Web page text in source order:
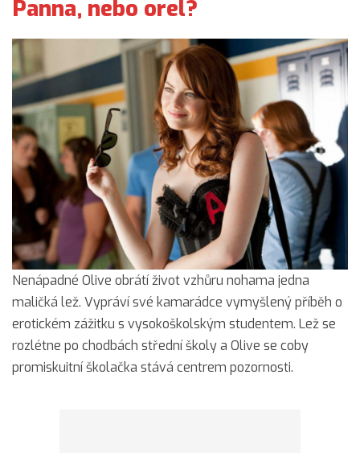
Panna, nebo orel?
Nenápadné Olive obrátí život vzhůru nohama jedna
maličká lež. Vypráví své kamarádce vymyšlený příběh o
erotickém zážitku s vysokoškolským studentem. Lež se
rozlétne po chodbách střední školy a Olive se coby
promiskuitní školačka stává centrem pozornosti.